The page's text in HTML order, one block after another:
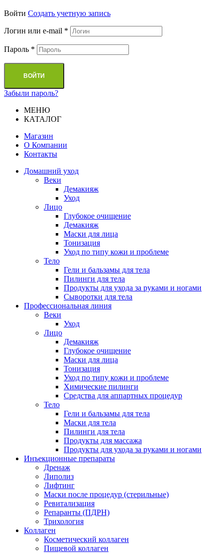
Войти Cоздать учетную запись
Логин или e-mail *
Пароль *
ВОЙТИ
Забыли пароль?
МЕНЮ
КАТАЛОГ
Магазин
О Компании
Контакты
Домашний уход
Веки
Демакияж
Уход
Лицо
Глубокое очищение
Демакияж
Маски для лица
Тонизация
Уход по типу кожи и проблеме
Тело
Гели и бальзамы для тела
Пилинги для тела
Продукты для ухода за руками и ногами
Сыворотки для тела
Профессиональная линия
Веки
Уход
Лицо
Демакияж
Глубокое очищение
Маски для лица
Тонизация
Уход по типу кожи и проблеме
Химические пилинги
Средства для аппартных процедур
Тело
Гели и бальзамы для тела
Маски для тела
Пилинги для тела
Продукты для массажа
Продукты для ухода за руками и ногами
Инъекционные препараты
Дренаж
Липолиз
Лифтинг
Маски после процедур (стерильные)
Ревитализация
Репаранты (ПДРН)
Трихология
Коллаген
Косметический коллаген
Пищевой коллаген